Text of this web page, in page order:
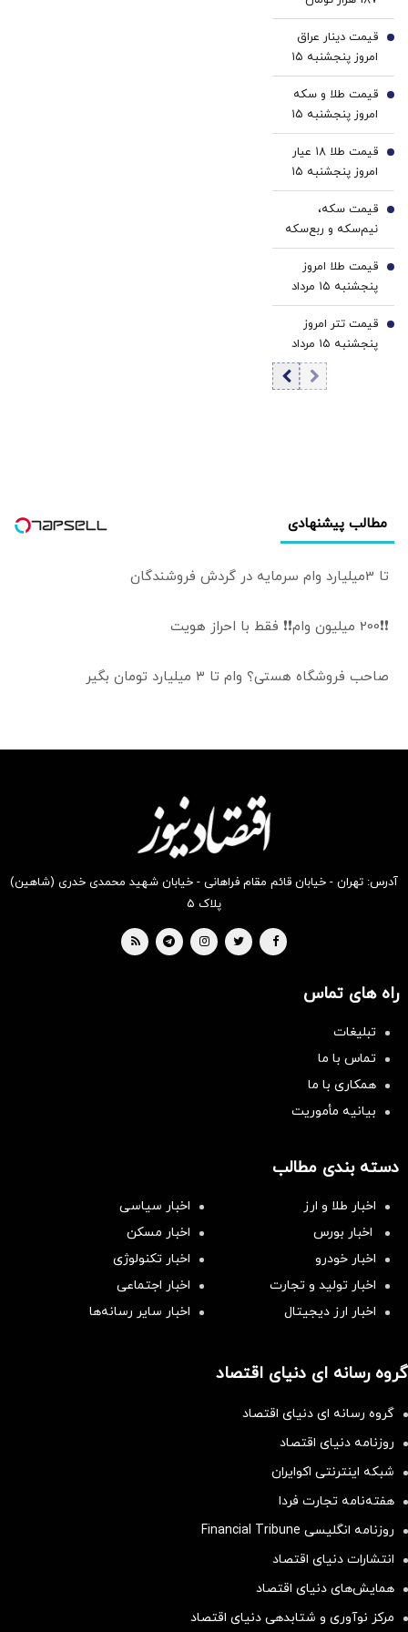
ترمیم
کننده
23
روزه
ساخت!
کننده
خانگی
رسید
قیمت دینار عراق
امروز پنجشنبه ۱۵
مرداد 1405/ کاهش
قیمت دینار
2
قیمت طلا و سکه
امروز پنجشنبه ۱۵
مرداد ۱۴۰۵/افزایش
قیمت طلا و سکه
3
قیمت طلا ۱۸ عیار
امروز پنجشنبه ۱۵
مرداد ۱۴۰۵/افزایش
قیمت طلا
4
قیمت سکه،
نیم‌سکه و ربع‌سکه
امروز پنجشنبه ۱۵
مرداد ۱۴۰۵/ افزایش
قیمت سکه
5
قیمت طلا امروز
پنجشنبه ۱۵ مرداد
۱۴۰۵/ افزایش
قیمت طلا
6
قیمت تتر امروز
پنجشنبه ۱۵ مرداد
1405 / کاهش
7
مطالب پیشنهادی
تا 3میلیارد وام سرمایه در گردش فروشندگان
❗❗200 میلیون وام❗❗ فقط با احراز هویت
صاحب فروشگاه هستی؟ وام تا ۳ میلیارد تومان بگیر
آدرس: تهران - خیابان قائم مقام فراهانی - خیابان شهید محمدی خدری (شاهین)
پلاک ۵
راه های تماس
تبلیغات
تماس با ما
همکاری با ما
بیانیه مأموریت
دسته بندی مطالب
اخبار طلا و ارز
اخبار سیاسی
اخبار بورس
اخبار مسکن
اخبار خودرو
اخبار تکنولوژی
اخبار تولید و تجارت
اخبار اجتماعی
اخبار ارز دیجیتال
اخبار سایر رسانه‌‌ها
گروه رسانه ای دنیای اقتصاد
گروه رسانه ای دنیای اقتصاد
روزنامه دنیای اقتصاد
شبکه اینترنتی اکوایران
هفته‌نامه تجارت فردا
روزنامه انگلیسی Financial Tribune
انتشارات دنیای اقتصاد
همایش‌های دنیای اقتصاد
مرکز نوآوری و شتابدهی دنیای اقتصاد